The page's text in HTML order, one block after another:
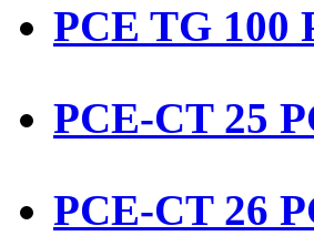
PCE TG
PCE-CT 25
PCE-CT 26